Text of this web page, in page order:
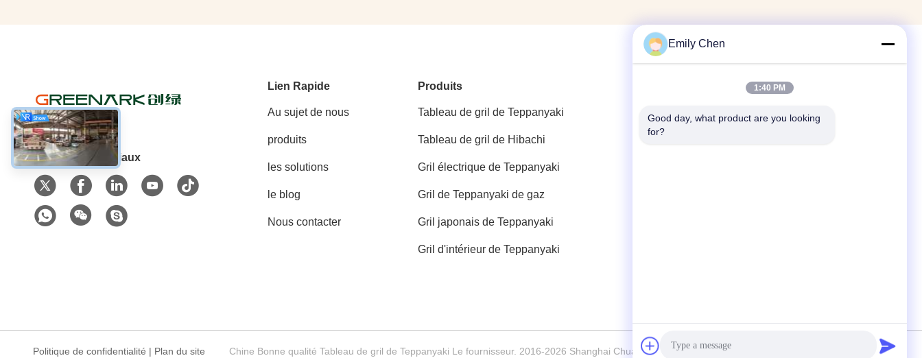
Les réseaux sociaux
Lien Rapide
Au sujet de nous
produits
les solutions
le blog
Nous contacter
Produits
Tableau de gril de Teppanyaki
Tableau de gril de Hibachi
Gril électrique de Teppanyaki
Gril de Teppanyaki de gaz
Gril japonais de Teppanyaki
Gril d'intérieur de Teppanyaki
Contactez rapidement
Télégramme
Politique de confidentialité | Plan du site Chine Bonne qualité Tableau de gril de Teppanyaki Le fournisseur. 2016-2026 Shanghai Chuanglv Catering Equipment Co., Ltd Tous les droits réservés.
Emily Chen
1:40 PM
Good day, what product are you looking
for?